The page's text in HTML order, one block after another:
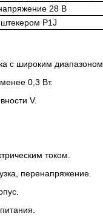
28 В
P1J
с широким диапазоном.
0,3 Вт.
V.
током.
перенапряжение.